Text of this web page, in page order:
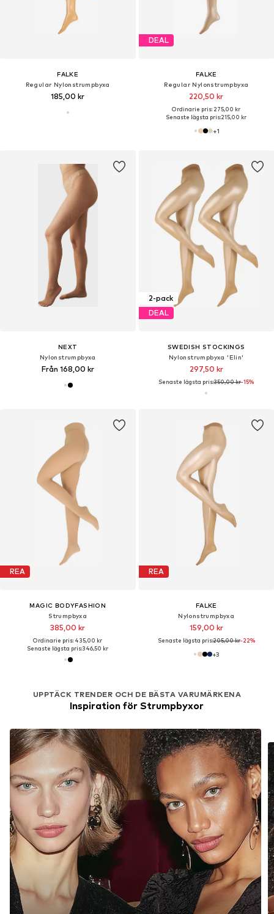
FALKE
Regular Nylonstrumpbyxa
185,00 kr
DEAL
FALKE
Regular Nylonstrumpbyxa
220,50 kr
Ordinarie pris: 275,00 kr
Senaste lägsta pris:215,00 kr
+1
NEXT
Nylonstrumpbyxa
Från 168,00 kr
2-pack
DEAL
SWEDISH STOCKINGS
Nylonstrumpbyxa 'Elin'
297,50 kr
Senaste lägsta pris:350,00 kr-15%
REA
MAGIC BODYFASHION
Strumpbyxa
385,00 kr
Ordinarie pris: 435,00 kr
Senaste lägsta pris:346,50 kr
UPPTÄCK TRENDER OCH DE BÄSTA VARUMÄRKENA
Inspiration för Strumpbyxor
REA
FALKE
Nylonstrumpbyxa
159,00 kr
Senaste lägsta pris:205,00 kr-22%
+3